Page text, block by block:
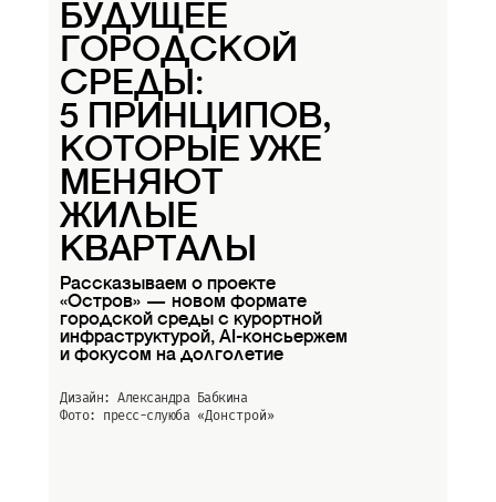
БУДУЩЕЕ
ГОРОДСКОЙ
СРЕДЫ:
5 ПРИНЦИПОВ,
КОТОРЫЕ УЖЕ
МЕНЯЮТ
ЖИЛЫЕ
КВАРТАЛЫ
Рассказываем о проекте
«Остров» — новом формате
городской среды с курортной
инфраструктурой, AI-консьержем
и фокусом на долголетие
Дизайн: Александра Бабкина
Фото: пресс-слуюба «Донстрой»